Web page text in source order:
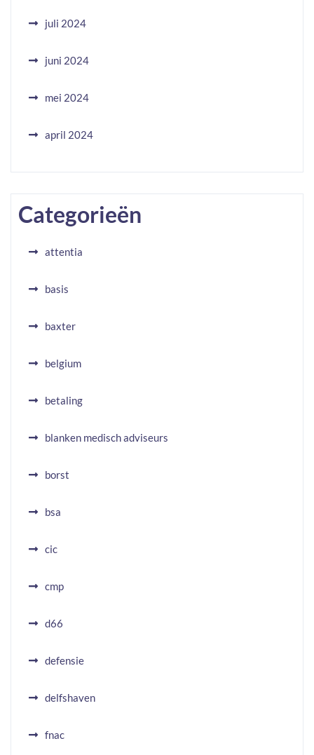
juli 2024
juni 2024
mei 2024
april 2024
Categorieën
attentia
basis
baxter
belgium
betaling
blanken medisch adviseurs
borst
bsa
cic
cmp
d66
defensie
delfshaven
fnac